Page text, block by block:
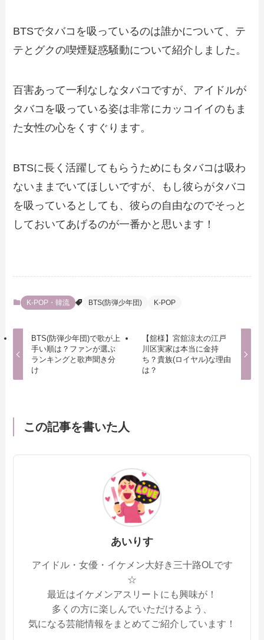
BTSでタバコを吸っているのは誰かについて、テ
テとグクの喫煙疑惑騒動について紹介しました。
百害あって一利なしなタバコですが、アイドルが
タバコを吸っている姿は非常にカッコイイのもま
た女性の心をくすぐります。
BTSに長く活躍してもらうためにもタバコは吸わ
ないままでいてほしいですが、もし彼らがタバコ
を吸っているとしても、彼らの自由なのでそっと
しておいてあげるのが一番かと思います！
K-POP・韓流 BTS(防弾少年団) K-POP
BTS(防弾少年団)で歌が上
手い順は？ファンが選ぶ
ランキングと歌声聞き分
け
【舘様】宮舘涼太の江戸
川区実家は本当に金持
ち？貴族(ロイヤル)な理由
は？
この記事を書いた人
あいりす
アイドル・女優・イケメン大好き三十路OLです
☆
最近はイケメンアスリートにも興味が！
多くの方に楽しんでいただけるよう、
気になる芸能情報をまとめてご紹介しています！